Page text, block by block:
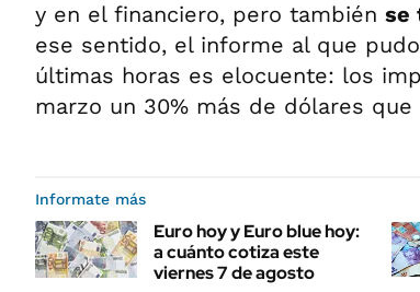
y en el financiero, pero también se
ese sentido, el informe al que
últimas horas es elocuente: los
marzo un 30% más de dólares
Informate más
Euro hoy y Euro blue hoy:
a cuánto cotiza este
viernes 7 de agosto